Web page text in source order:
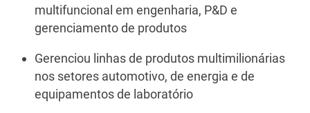
multifuncional em engenharia, P&D e
gerenciamento de produtos
Gerenciou linhas de produtos multimilionárias
nos setores automotivo, de energia e de
equipamentos de laboratório